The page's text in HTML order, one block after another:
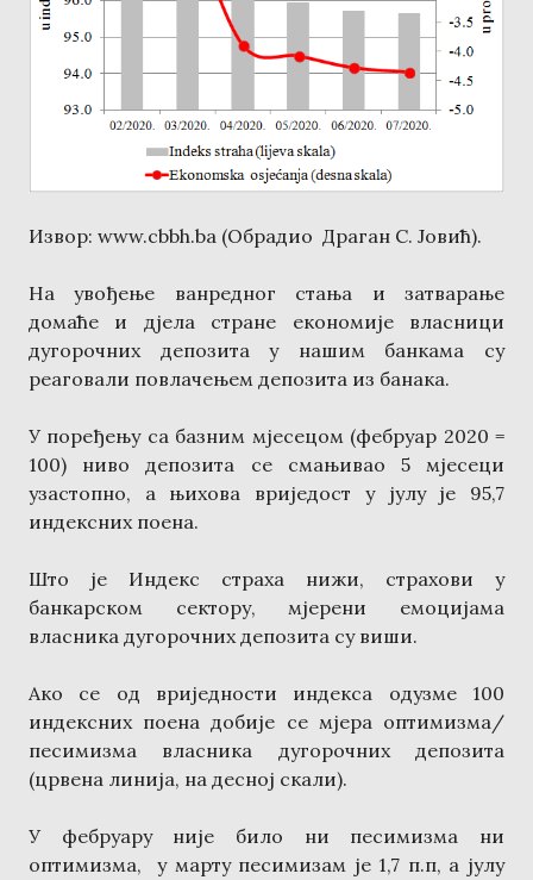
Извор: www.cbbh.ba (Обрадио Драган С. Јовић).
На увођење ванредног стања и затварање
домаће и дјела стране економије власници
дугорочних депозита у нашим банкама су
реаговали повлачењем депозита из банака.
У поређењу са базним мјесецом (фебруар 2020 =
100) ниво депозита се смањивао 5 мјесеци
узастопно, а њихова вриједост у јулу је 95,7
индексних поена.
Што је Индекс страха нижи, страхови у
банкарском сектору, мјерени емоцијама
власника дугорочних депозита су виши.
Ако се од вриједности индекса одузме 100
индексних поена добије се мјера оптимизма/
песимизма власника дугорочних депозита
(црвена линија, на десној скали).
У фебруару није било ни песимизма ни
оптимизма, у марту песимизам је 1,7 п.п, а јулу